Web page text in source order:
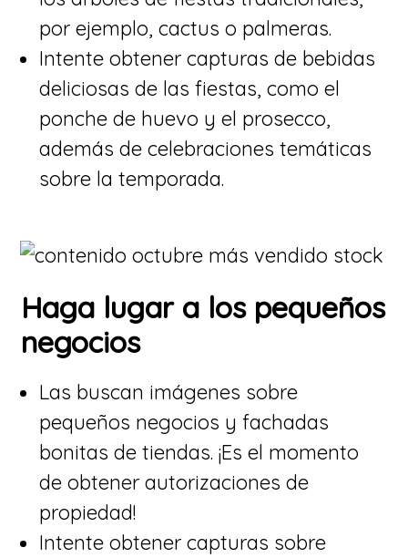
por ejemplo, cactus o palmeras.
​Intente obtener capturas de bebidas
deliciosas de las fiestas, como el
ponche de huevo y el prosecco,
además de celebraciones temáticas
sobre la temporada.
Haga lugar a los pequeños
negocios
​Las buscan imágenes sobre
pequeños negocios y fachadas
bonitas de tiendas. ¡Es el momento
de obtener autorizaciones de
propiedad!
​Intente obtener capturas sobre